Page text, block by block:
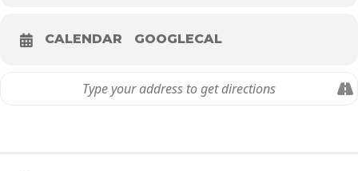
CALENDAR GOOGLECAL